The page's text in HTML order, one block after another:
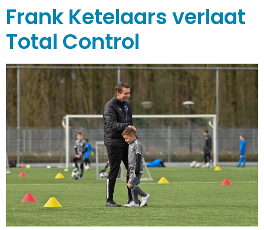
Frank Ketelaars verlaat
Total Control